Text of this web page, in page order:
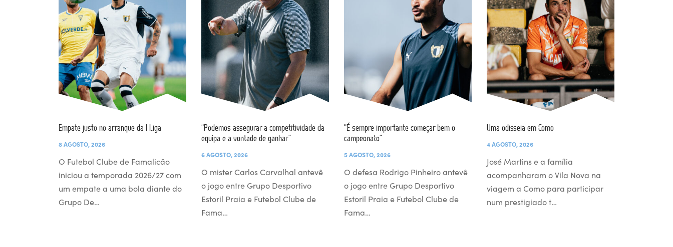
Empate justo no arranque da I Liga
8 AGOSTO, 2026
O Futebol Clube de Famalicão
iniciou a temporada 2026/27 com
um empate a uma bola diante do
Grupo De…
“Podemos assegurar a competitividade da
equipa e a vontade de ganhar”
6 AGOSTO, 2026
O mister Carlos Carvalhal antevê
o jogo entre Grupo Desportivo
Estoril Praia e Futebol Clube de
Fama…
“É sempre importante começar bem o
campeonato”
5 AGOSTO, 2026
O defesa Rodrigo Pinheiro antevê
o jogo entre Grupo Desportivo
Estoril Praia e Futebol Clube de
Fama…
Uma odisseia em Como
4 AGOSTO, 2026
José Martins e a família
acompanharam o Vila Nova na
viagem a Como para participar
num prestigiado t…